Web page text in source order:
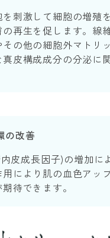
刺激して細胞の増殖
の再生を促します。線
の他の細胞外マトリ
皮構成成分の分泌に
の改善
皮成長因子)の増加に
により肌の血色アッ
待できます。